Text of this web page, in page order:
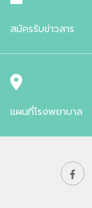
สมัครรับข่าวสาร
แผนที่โรงพยาบาล